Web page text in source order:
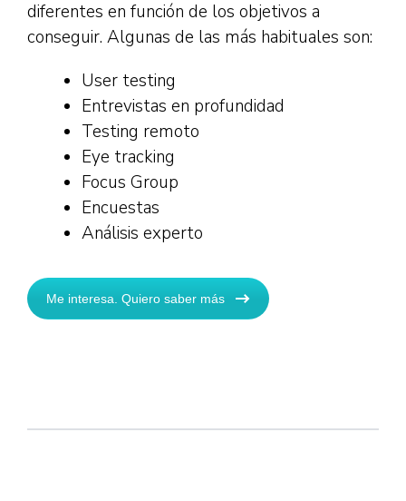
diferentes en función de los objetivos a
conseguir. Algunas de las más habituales son:
User testing
Entrevistas en profundidad
Testing remoto
Eye tracking
Focus Group
Encuestas
Análisis experto
Me interesa. Quiero saber más